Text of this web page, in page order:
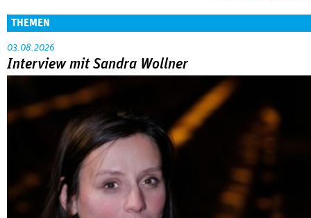
THEMEN
03.08.2026
Interview mit Sandra Wollner